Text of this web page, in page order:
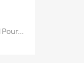
Pour...